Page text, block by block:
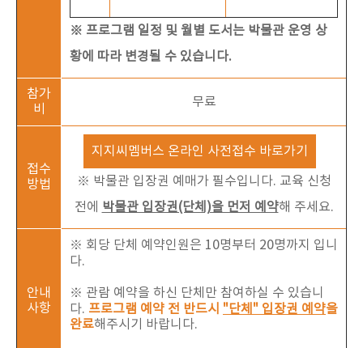
※ 프로그램 일정 및 월별 도서는 박물관 운영 상
황에 따라 변경될 수 있습니다.
참가
비
무료
접수
방법
지지씨멤버스 온라인 사전접수 바로가기
※ 박물관 입장권 예매가 필수입니다. 교육 신청
전에 박물관 입장권(단체)을 먼저 예약해 주세요.
안내
사항
※ 회당 단체 예약인원은 10명부터 20명까지 입니
다.
※ 관람 예약을 하신 단체만 참여하실 수 있습니
다. 프로그램 예약 전 반드시 "단체" 입장권 예약을
완료해주시기 바랍니다.